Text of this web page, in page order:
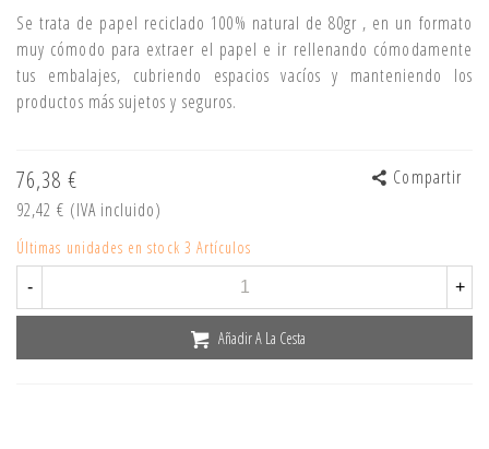
Se trata de papel reciclado 100% natural de 80gr , en un formato
muy cómodo para extraer el papel e ir rellenando cómodamente
tus embalajes, cubriendo espacios vacíos y manteniendo los
productos más sujetos y seguros.
76,38 €
92,42 € (IVA incluido)
Compartir
Últimas unidades en stock 3 Artículos
- +
Añadir A La Cesta